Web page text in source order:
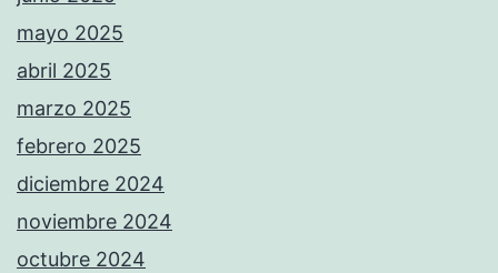
mayo 2025
abril 2025
marzo 2025
febrero 2025
diciembre 2024
noviembre 2024
octubre 2024